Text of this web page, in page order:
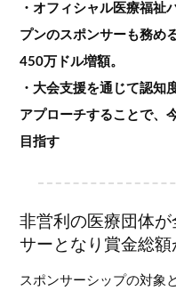
・オフィシャル医療福祉
プンのスポンサーも務め
450万ドル増額。
・大会支援を通じて認知
アプローチすることで、
目指す
非営利の医療団体
サーとなり賞金総額
スポンサーシップの対象